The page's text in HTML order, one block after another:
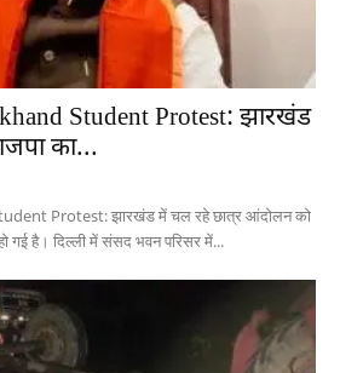
Student Protest: झारखंड
का...
Protest: झारखंड में चल रहे छात्र आंदोलन को
गई है। दिल्ली में संसद भवन परिसर में...